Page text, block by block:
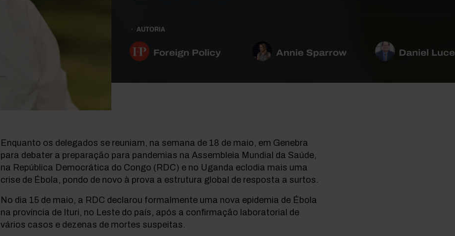
AUTORIA
Foreign Policy Annie Sparrow Daniel
Enquanto os delegados se reuniam, na semana de 18 de maio, em Genebra
para debater a preparação para pandemias na Assembleia Mundial da Saúde,
na República Democrática do Congo (RDC) e no Uganda eclodia mais uma
crise de Ébola, pondo de novo à prova a estrutura global de resposta a surtos.
No dia 15 de maio, a RDC declarou formalmente uma nova epidemia de Ébola
na província de Ituri, no Leste do país, após a confirmação laboratorial de
vários casos e dezenas de mortes suspeitas.